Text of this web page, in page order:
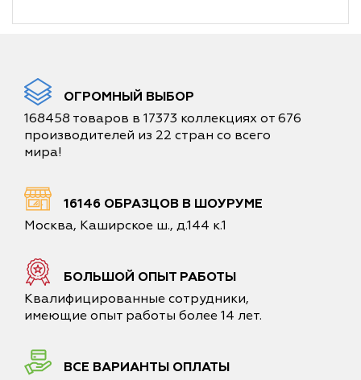
ОГРОМНЫЙ ВЫБОР
168458 товаров в 17373 коллекциях от 676
производителей из 22 стран со всего
мира!
16146 ОБРАЗЦОВ В ШОУРУМЕ
Москва, Каширское ш., д.144 к.1
БОЛЬШОЙ ОПЫТ РАБОТЫ
Квалифицированные сотрудники,
имеющие опыт работы более 14 лет.
ВСЕ ВАРИАНТЫ ОПЛАТЫ